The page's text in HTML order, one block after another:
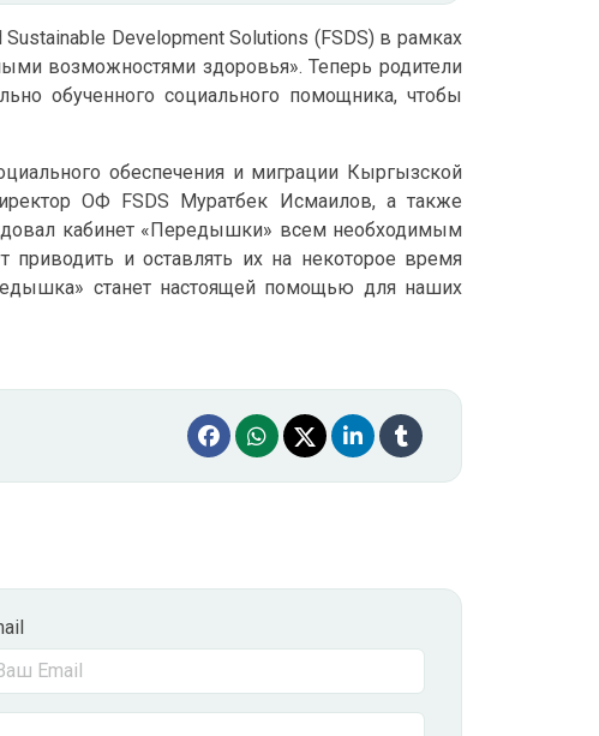
Development Solutions (FSDS) в рамках
возможностями здоровья». Теперь родители
обученного социального помощника, чтобы
обеспечения и миграции Кыргызской
ОФ FSDS Муратбек Исмаилов, а также
кабинет «Передышки» всем необходимым
приводить и оставлять их на некоторое время
станет настоящей помощью для наших